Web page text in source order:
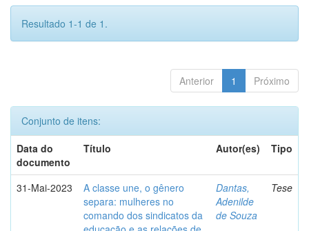
Resultado 1-1 de 1.
Anterior 1 Próximo
Conjunto de itens:
Data do
documento
Título Autor(es) Tipo
31-Mai-2023
A classe une, o gênero
separa: mulheres no
comando dos sindicatos da
Dantas,
Adenilde
de Souza
Tese